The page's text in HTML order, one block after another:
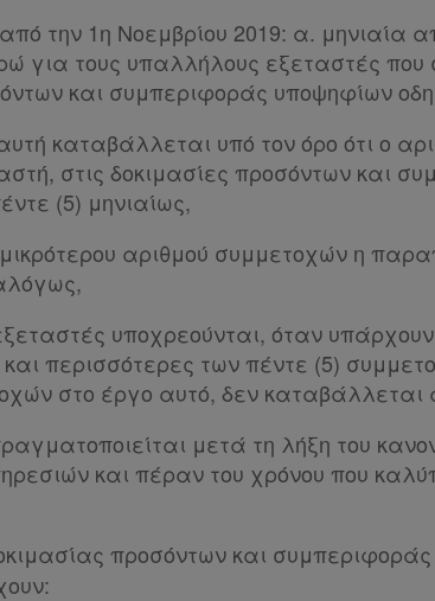
την 1η Νοεμβρίου 2019: α. μηνιαία
για τους υπαλλήλους εξεταστές
και συμπεριφοράς υποψηφίων
καταβάλλεται υπό τον όρο ότι ο
στις δοκιμασίες προσόντων και
(5) μηνιαίως,
αριθμού συμμετοχών η
υποχρεούνται, όταν
περισσότερες των πέντε (5)
στο έργο αυτό, δεν καταβάλλεται
μετά τη λήξη του
και πέραν του χρόνου που
προσόντων και